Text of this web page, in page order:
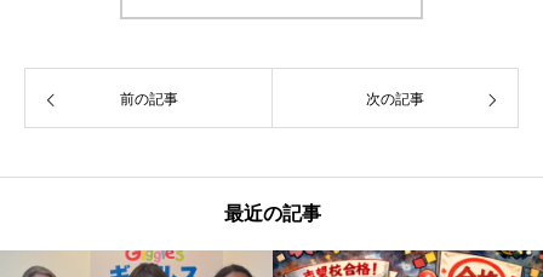
前の記事 次の記事
最近の記事